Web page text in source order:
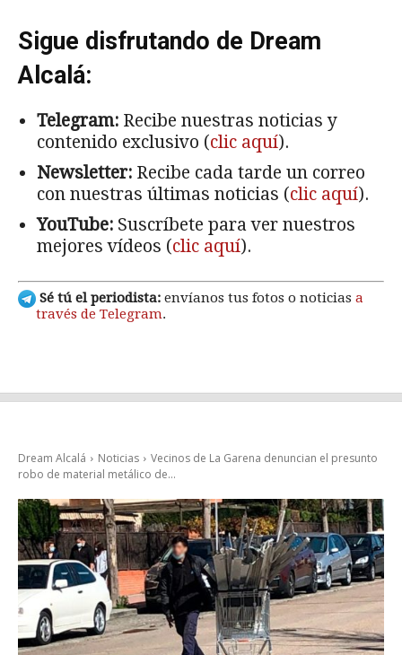
Sigue disfrutando de Dream
Alcalá:
Telegram: Recibe nuestras noticias y
contenido exclusivo (clic aquí).
Newsletter: Recibe cada tarde un correo
con nuestras últimas noticias (clic aquí).
YouTube: Suscríbete para ver nuestros
mejores vídeos (clic aquí).
Sé tú el periodista: envíanos tus fotos o noticias a
través de Telegram.